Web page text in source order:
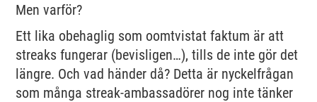
Men varför?
Ett lika obehaglig som oomtvistat faktum är att
streaks fungerar (bevisligen…), tills de inte gör det
längre. Och vad händer då? Detta är nyckelfrågan
som många streak-ambassadörer nog inte tänker